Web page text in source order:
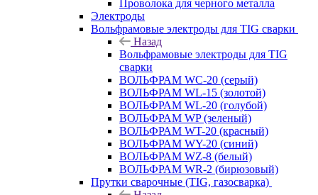
Проволока для черного металла
Электроды
Вольфрамовые электроды для TIG сварки
Назад
Вольфрамовые электроды для TIG
сварки
ВОЛЬФРАМ WC-20 (серый)
ВОЛЬФРАМ WL-15 (золотой)
ВОЛЬФРАМ WL-20 (голубой)
ВОЛЬФРАМ WP (зеленый)
ВОЛЬФРАМ WT-20 (красный)
ВОЛЬФРАМ WY-20 (синий)
ВОЛЬФРАМ WZ-8 (белый)
ВОЛЬФРАМ WR-2 (бирюзовый)
Прутки сварочные (TIG, газосварка)